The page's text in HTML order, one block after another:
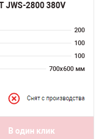
JWS-2800 380V
200
100
100
700х600 мм
В один клик